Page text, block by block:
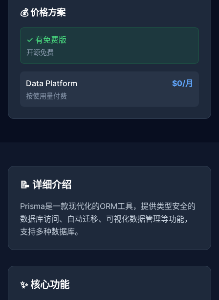
💰 价格方案
✓ 有免费版
开源免费
Data Platform $0/月
按使用量付费
📝 详细介绍
Prisma是一款现代化的ORM工具，提供类型安全的
数据库访问、自动迁移、可视化数据管理等功能，
支持多种数据库。
✨ 核心功能